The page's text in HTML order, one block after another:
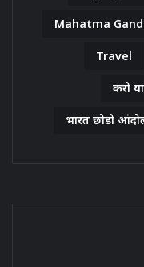
Mahatma
Travel
करो
भारत छोडो